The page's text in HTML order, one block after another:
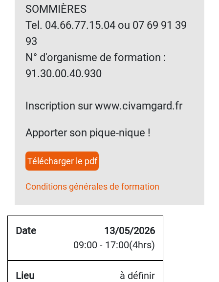
SOMMIÈRES
Tel. 04.66.77.15.04 ou 07 69 91 39
93
N° d'organisme de formation :
91.30.00.40.930
Inscription sur www.civamgard.fr
Apporter son pique-nique !
Télécharger le pdf
Conditions générales de formation
13/05/2026
09:00 - 17:00(4hrs)
à définir